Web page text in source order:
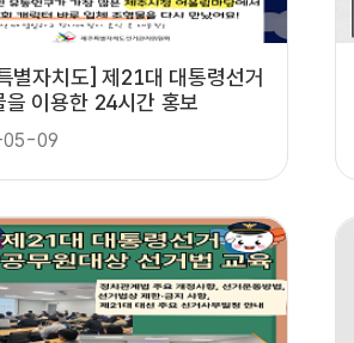
별자치도] 제21대 대통령선거
을 이용한 24시간 홍보
09